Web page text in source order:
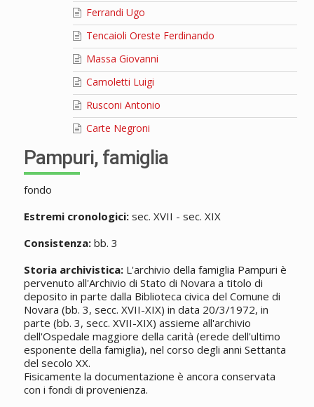
Ferrandi Ugo
Tencaioli Oreste Ferdinando
Massa Giovanni
Camoletti Luigi
Rusconi Antonio
Carte Negroni
Pampuri, famiglia
fondo
Estremi cronologici:sec. XVII - sec. XIX
Consistenza:bb. 3
Storia archivistica:L'archivio della famiglia Pampuri è
pervenuto all'Archivio di Stato di Novara a titolo di
deposito in parte dalla Biblioteca civica del Comune di
Novara (bb. 3, secc. XVII-XIX) in data 20/3/1972, in
parte (bb. 3, secc. XVII-XIX) assieme all'archivio
dell'Ospedale maggiore della carità (erede dell'ultimo
esponente della famiglia), nel corso degli anni Settanta
del secolo XX.
Fisicamente la documentazione è ancora conservata
con i fondi di provenienza.